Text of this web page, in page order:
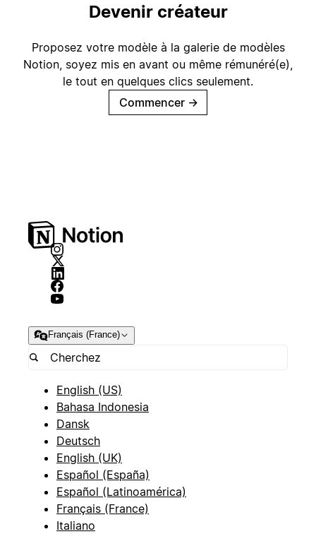
Devenir créateur
Proposez votre modèle à la galerie de modèles
Notion, soyez mis en avant ou même rémunéré(e),
le tout en quelques clics seulement.
Commencer →
Français (France)
English (US)
Bahasa Indonesia
Dansk
Deutsch
English (UK)
Español (España)
Español (Latinoamérica)
Français (France)
Italiano